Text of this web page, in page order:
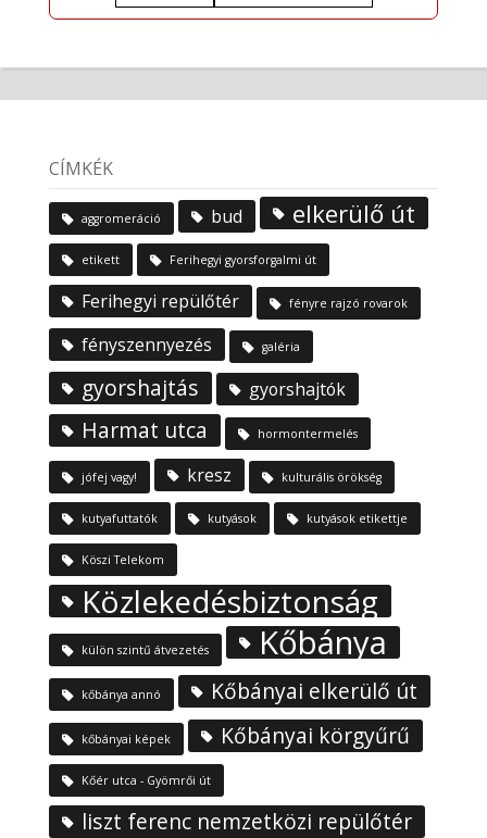
CÍMKÉK
aggromeráció bud elkerülő út
etikett Ferihegyi gyorsforgalmi út
Ferihegyi repülőtér fényre rajzó rovarok
fényszennyezés galéria
gyorshajtás gyorshajtók
Harmat utca hormontermelés
jófej vagy! kresz kulturális örökség
kutyafuttatók kutyások kutyások etikettje
Köszi Telekom
Közlekedésbiztonság
külön szintű átvezetés Kőbánya
kőbánya annó Kőbányai elkerülő út
kőbányai képek Kőbányai körgyűrű
Kőér utca - Gyömrői út
liszt ferenc nemzetközi repülőtér